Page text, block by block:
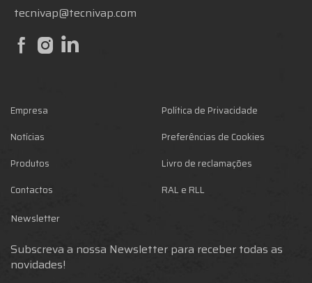
tecnivap@tecnivap.com
Empresa
Notícias
Produtos
Contactos
Política de Privacidade
Preferências de Cookies
Livro de reclamações
RAL e RLL
Newsletter
Subscreva a nossa Newsletter para receber todas as
novidades!